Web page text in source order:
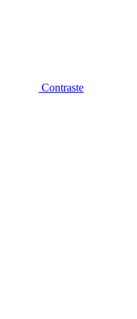
Contraste